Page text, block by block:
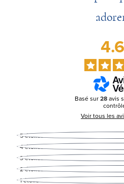
Basé sur28avis
Voir tous les
5étoiles
4étoiles
3étoiles
2étoiles
1étoile